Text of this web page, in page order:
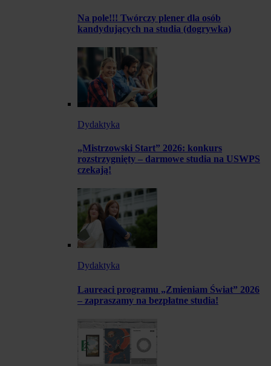
Na pole!!! Twórczy plener dla osób
kandydujących na studia (dogrywka)
Dydaktyka
„Mistrzowski Start” 2026: konkurs
rozstrzygnięty – darmowe studia na USWPS
czekają!
Dydaktyka
Laureaci programu „Zmieniam Świat” 2026
– zapraszamy na bezpłatne studia!